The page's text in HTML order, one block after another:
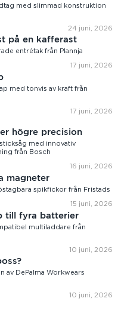
med slimmad konstruktion
24 juni, 2026
på en kafferast
entrétak från Plannja
17 juni, 2026
med tonvis av kraft från
17 juni, 2026
högre precision
med innovativ
från Bosch
16 juni, 2026
magneter
spikfickor från Fristads
15 juni, 2026
till fyra batterier
multiladdare från
10 juni, 2026
av DePalma Workwears
10 juni, 2026